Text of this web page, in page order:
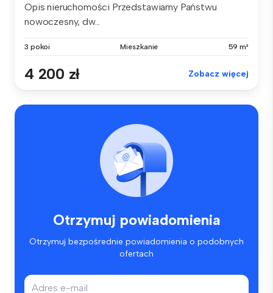
Opis nieruchomości Przedstawiamy Państwu
nowoczesny, dw...
3 pokoi Mieszkanie 59 m²
4 200 zł Zobacz więcej
Otrzymuj powiadomienia
Otrzymuj bezpośrednie powiadomienia o podobnych
ofertach